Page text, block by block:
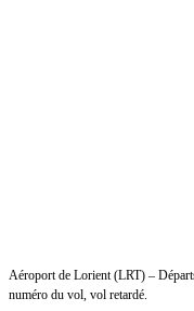
Aéroport de Lorient (LRT) –
numéro du vol, vol retardé.